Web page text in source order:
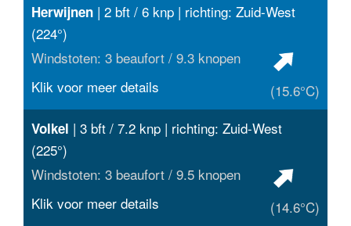
Herwijnen | 2 bft / 6 knp | richting: Zuid-West
(224°)
Windstoten: 3 beaufort / 9.3 knopen
(15.6°C)
Klik voor meer details
Volkel | 3 bft / 7.2 knp | richting: Zuid-West
(225°)
Windstoten: 3 beaufort / 9.5 knopen
(14.6°C)
Klik voor meer details